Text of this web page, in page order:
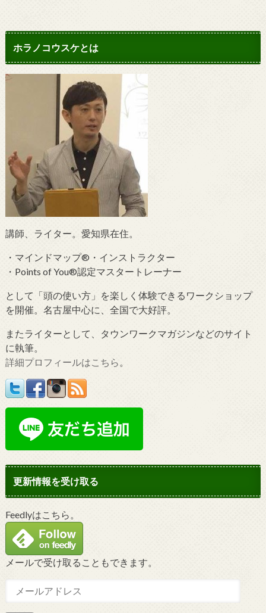
ホラノコウスケとは
講師、ライター。愛知県在住。
・マインドマップ®・インストラクター
・Points of You®認定マスタートレーナー
として「頭の使い方」を楽しく体験できるワークショップ
を開催。名古屋中心に、全国で大好評。
またライターとして、タウンワークマガジンなどのサイト
に執筆。
詳細プロフィールはこちら 。
更新情報を受け取る
Feedlyはこちら。
メールで受け取ることもできます。